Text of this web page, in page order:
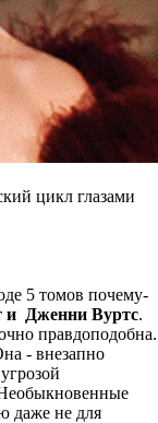
цикл глазами
5 томов почему-
и Дженни Вуртс.
правдоподобна.
- внезапно
даже не для